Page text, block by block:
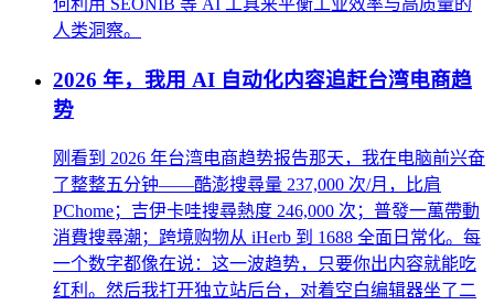
何利用 SEONIB 等 AI 工具来平衡工业效率与高质量的
人类洞察。
2026 年，我用 AI 自动化内容追赶台湾电商趋
势
刚看到 2026 年台湾电商趋势报告那天，我在电脑前兴奋
了整整五分钟——酷澎搜尋量 237,000 次/月，比肩
PChome；吉伊卡哇搜尋熱度 246,000 次；普發一萬帶動
消費搜尋潮；跨境购物从 iHerb 到 1688 全面日常化。每
一个数字都像在说：这一波趋势，只要你出内容就能吃
红利。然后我打开独立站后台，对着空白编辑器坐了二